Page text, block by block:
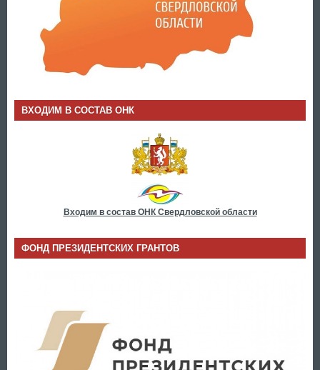
ВХОДИМ В СОСТАВ ОНК
Входим в состав ОНК Свердловской области
ФОНД ПРЕЗИДЕНТСКИХ ГРАНТОВ